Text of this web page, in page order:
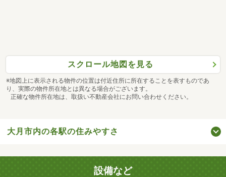
スクロール地図を見る
※地図上に表示される物件の位置は付近住所に所在することを表すものであ
り、実際の物件所在地とは異なる場合がございます。
正確な物件所在地は、取扱い不動産会社にお問い合わせください。
大月市内の各駅の住みやすさ
設備など